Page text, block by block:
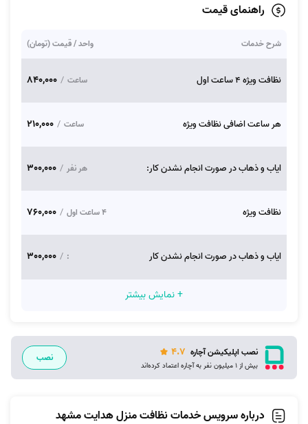
راهنمای قیمت
شرح خدمات واحد / قیمت (تومان)
نظافت ویژه 4 ساعت اول ساعت /
840,000
هر ساعت اضافی نظافت ویژه ساعت /
210,000
ایاب و ذهاب در صورت انجام نشدن کار: هر نفر /
300,000
نظافت ویژه 4 ساعت اول /
760,000
ایاب و ذهاب در صورت انجام نشدن کار :
/
300,000
+ نمایش بیشتر
نصب اپلیکیشن آچاره 4.7
بیش از 1 میلیون نفر به آچاره اعتماد کرده‌اند
نصب
درباره سرویس خدمات نظافت منزل هدایت مشهد